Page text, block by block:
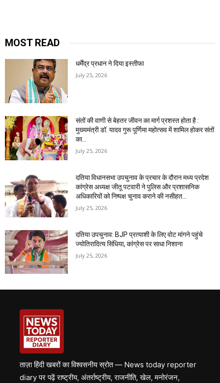
MOST READ
धर्मेंद्र प्रधान ने दिया इस्तीफा
July 25, 2026
संतों की वाणी से बेहतर जीवन का मार्ग प्रशस्त होता है :
मुख्यमंत्री डॉ. यादव गुरू पूर्णिमा महोत्सव में शामिल होकर संतों
का...
July 25, 2026
दतिया विधानसभा उपचुनाव के प्रचार के दौरान मध्य प्रदेश
कांग्रेस अध्यक्ष जीतू पटवारी ने पुलिस और प्रशासनिक
अधिकारियों को निष्पक्ष चुनाव कराने की नसीहत...
July 25, 2026
दतिया उपचुनाव: BJP प्रत्याशी के लिए वोट मांगने पहुंचे
ज्योतिरादित्य सिंधिया, कांग्रेस पर साधा निशाना
July 25, 2026
ताज़ा हिंदी खबरों का विश्वसनीय स्रोत — News today reporter
diary पर पढ़ें राष्ट्रीय, अंतर्राष्ट्रीय, राजनीति, खेल, मनोरंजन,